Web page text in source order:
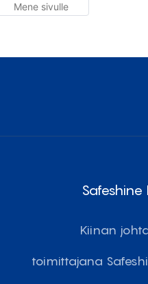
Kiinan
toimittajana